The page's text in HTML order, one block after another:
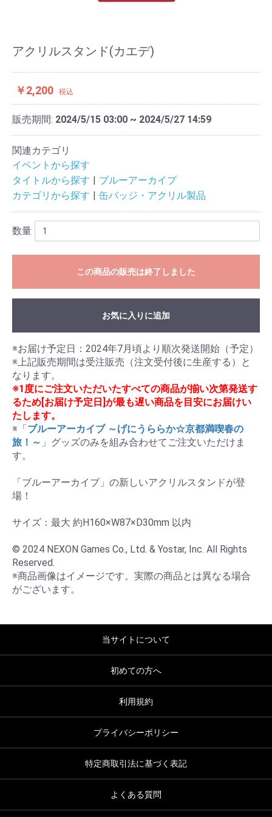
アクリルスタンド(カエデ)
￥2,200 税込
販売期間: 2024/5/15 03:00 ~ 2024/5/27 14:59
関連カテゴリ
イベントから探す
タイトルから探す
ブルーアーカイブ
カテゴリから探す
缶バッジ・アクリル製品
数量
この商品の販売は終了しました
お気に入りに追加
※お届け予定日：2024年7月頃より順次発送開始（予定）
※上記販売期間は受注販売（注文受付後に生産する）と
※1度にご注文いただいたすべての商品が揃い次第発送す
るため[お届け予定日]が最も遅い商品を目安にお届けい
たします。
※「ブルーアーカイブ ～げにうららか☆京都満喫春の
旅！～ 」グッズのみを組み合わせてご注文いただけま
す。
「ブルーアーカイブ」の新しいアクリルスタンドが登
場！
サイズ：最大 約H160×W87×D30mm 以内
© 2024 NEXON Games Co., Ltd. & Yostar, Inc. All Rights
Reserved.
※商品画像はイメージです。実際の商品とは異なる場合
がございます。
当サイトについて
初めての方へ
利用規約
プライバシーポリシー
特定商取引法に基づく表記
よくある質問